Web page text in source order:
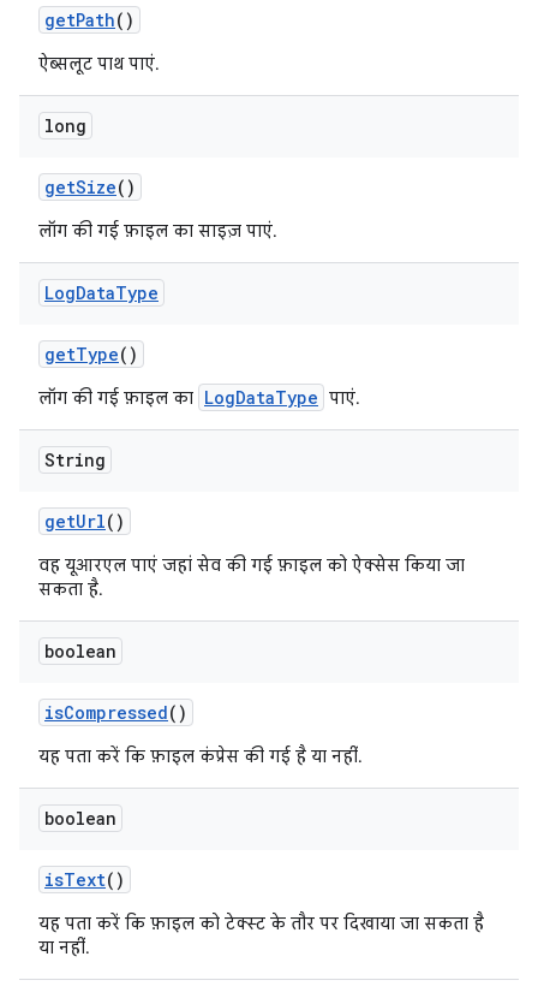
getPath()
ऐब्सलूट पाथ पाएं.
long
getSize()
लॉग की गई फ़ाइल का साइज़ पाएं.
LogDataType
getType()
लॉग की गई फ़ाइल का LogDataType पाएं.
String
getUrl()
वह यूआरएल पाएं जहां सेव की गई फ़ाइल को ऐक्सेस किया जा
सकता है.
boolean
isCompressed()
यह पता करें कि फ़ाइल कंप्रेस की गई है या नहीं.
boolean
isText()
यह पता करें कि फ़ाइल को टेक्स्ट के तौर पर दिखाया जा सकता है
या नहीं.